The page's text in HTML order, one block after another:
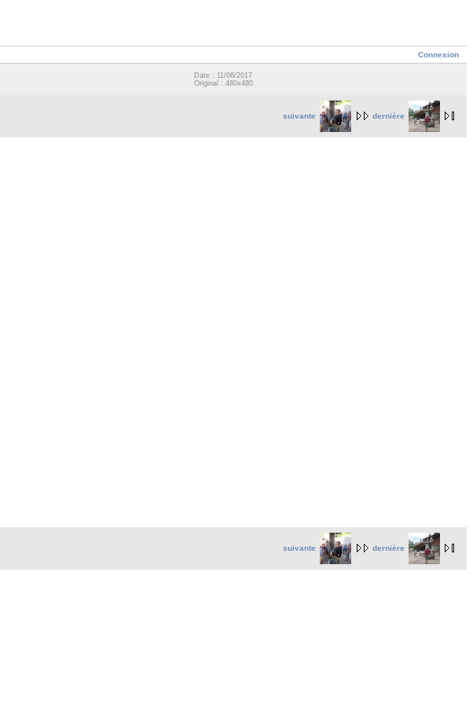
Connexion
Date : 11/06/2017
Original : 480x480
suivante dernière
suivante dernière